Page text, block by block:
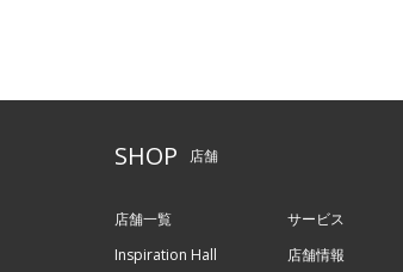
SHOP 店舗
店舗一覧
Inspiration Hall
サービス
店舗情報